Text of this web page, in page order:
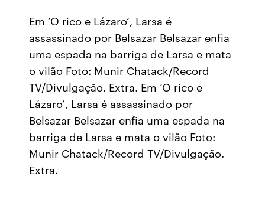
Em ‘O rico e Lázaro’, Larsa é
assassinado por Belsazar Belsazar enfia
uma espada na barriga de Larsa e mata
o vilão Foto: Munir Chatack/Record
TV/Divulgação. Extra. Em ‘O rico e
Lázaro’, Larsa é assassinado por
Belsazar Belsazar enfia uma espada na
barriga de Larsa e mata o vilão Foto:
Munir Chatack/Record TV/Divulgação.
Extra.